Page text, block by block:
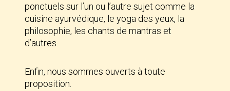
ponctuels sur l’un ou l’autre sujet comme la
cuisine ayurvédique, le yoga des yeux, la
philosophie, les chants de mantras et
d’autres.
Enfin, nous sommes ouverts à toute
proposition.